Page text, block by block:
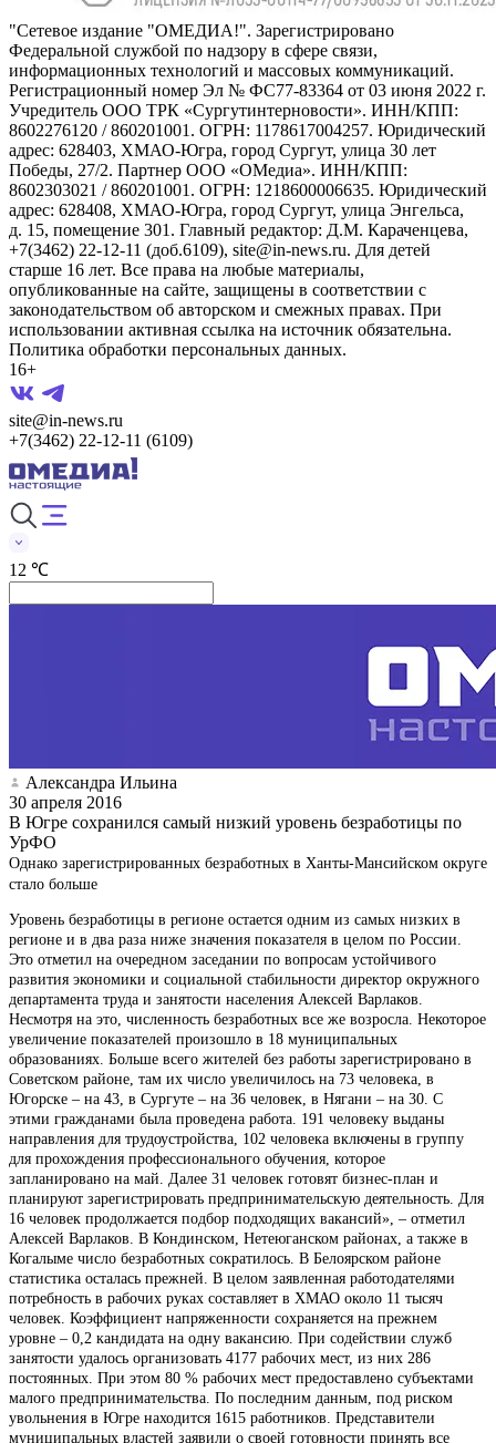
"Сетевое издание "ОМЕДИА!". Зарегистрировано
Федеральной службой по надзору в сфере связи,
информационных технологий и массовых коммуникаций.
Регистрационный номер Эл № ФС77-83364 от 03 июня 2022 г.
Учредитель ООО ТРК «Сургутинтерновости». ИНН/КПП:
8602276120 / 860201001. ОГРН: 1178617004257. Юридический
адрес: 628403, ХМАО-Югра, город Сургут, улица 30 лет
Победы, 27/2. Партнер ООО «ОМедиа». ИНН/КПП:
8602303021 / 860201001. ОГРН: 1218600006635. Юридический
адрес: 628408, ХМАО-Югра, город Сургут, улица Энгельса,
д. 15, помещение 301. Главный редактор: Д.М. Караченцева,
+7(3462) 22-12-11 (доб.6109), site@in-news.ru. Для детей
старше 16 лет. Все права на любые материалы,
опубликованные на сайте, защищены в соответствии с
законодательством об авторском и смежных правах. При
использовании активная ссылка на источник обязательна.
Политика обработки персональных данных.
16+
site@in-news.ru
+7(3462) 22-12-11 (6109)
12 ℃
Александра Ильина
30 апреля 2016
В Югре сохранился самый низкий уровень безработицы по
УрФО
Однако зарегистрированных безработных в Ханты-Мансийском округе
стало больше
Уровень безработицы в регионе остается одним из самых низких в
регионе и в два раза ниже значения показателя в целом по России.
Это отметил на очередном заседании по вопросам устойчивого
развития экономики и социальной стабильности директор окружного
департамента труда и занятости населения Алексей Варлаков.
Несмотря на это, численность безработных все же возросла. Некоторое
увеличение показателей произошло в 18 муниципальных
образованиях. Больше всего жителей без работы зарегистрировано в
Советском районе, там их число увеличилось на 73 человека, в
Югорске – на 43, в Сургуте – на 36 человек, в Нягани – на 30. С
этими гражданами была проведена работа. 191 человеку выданы
направления для трудоустройства, 102 человека включены в группу
для прохождения профессионального обучения, которое
запланировано на май. Далее 31 человек готовят бизнес-план и
планируют зарегистрировать предпринимательскую деятельность. Для
16 человек продолжается подбор подходящих вакансий», – отметил
Алексей Варлаков. В Кондинском, Нетеюганском районах, а также в
Когалыме число безработных сократилось. В Белоярском районе
статистика осталась прежней. В целом заявленная работодателями
потребность в рабочих руках составляет в ХМАО около 11 тысяч
человек. Коэффициент напряженности сохраняется на прежнем
уровне – 0,2 кандидата на одну вакансию. При содействии служб
занятости удалось организовать 4177 рабочих мест, из них 286
постоянных. При этом 80 % рабочих мест предоставлено субъектами
малого предпринимательства. По последним данным, под риском
увольнения в Югре находится 1615 работников. Представители
муниципальных властей заявили о своей готовности принять все